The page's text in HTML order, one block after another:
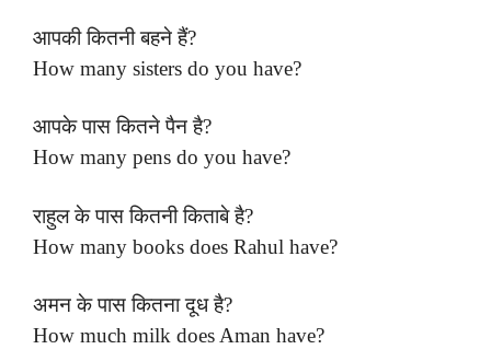
आपकी कितनी बहने हैं?
How many sisters do you have?
आपके पास कितने पैन है?
How many pens do you have?
राहुल के पास कितनी किताबे है?
How many books does Rahul have?
अमन के पास कितना दूध है?
How much milk does Aman have?